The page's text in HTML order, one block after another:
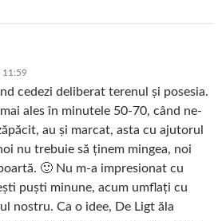
11:59
cedezi deliberat terenul și posesia.
ales în minutele 50-70, când ne-
au și marcat, asta cu ajutorul
nu trebuie să ținem mingea, noi
🙂 Nu m-a impresionat cu
puști minune, acum umflați cu
nostru. Ca o idee, De Ligt ăla